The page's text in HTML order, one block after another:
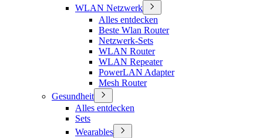
WLAN Netzwerk
Alles entdecken
Beste Wlan Router
Netzwerk-Sets
WLAN Router
WLAN Repeater
PowerLAN Adapter
Mesh Router
Gesundheit
Alles entdecken
Sets
Wearables